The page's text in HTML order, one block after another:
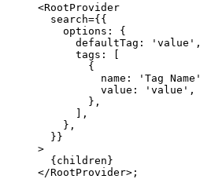
<RootProvider
  search
={{
    options: {
      defaultTag:
'value' ,
      tags: [
        {
          name:
'Tag Name'
          value:
'value' ,
        },
      ],
    },
  }}
>
  {children}
</RootProvider>;